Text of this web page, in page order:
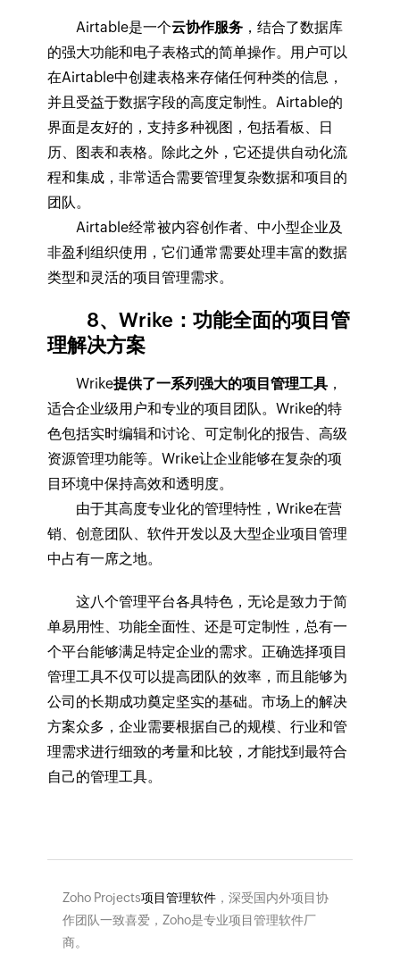
Airtable是一个云协作服务，结合了数据库
的强大功能和电子表格式的简单操作。用户可以
在Airtable中创建表格来存储任何种类的信息，
并且受益于数据字段的高度定制性。Airtable的
界面是友好的，支持多种视图，包括看板、日
历、图表和表格。除此之外，它还提供自动化流
程和集成，非常适合需要管理复杂数据和项目的
团队。
Airtable经常被内容创作者、中小型企业及
非盈利组织使用，它们通常需要处理丰富的数据
类型和灵活的项目管理需求。
8、Wrike：功能全面的项目管
理解决方案
Wrike提供了一系列强大的项目管理工具，
适合企业级用户和专业的项目团队。Wrike的特
色包括实时编辑和讨论、可定制化的报告、高级
资源管理功能等。Wrike让企业能够在复杂的项
目环境中保持高效和透明度。
由于其高度专业化的管理特性，Wrike在营
销、创意团队、软件开发以及大型企业项目管理
中占有一席之地。
​这八个管理平台各具特色，无论是致力于简
单易用性、功能全面性、还是可定制性，总有一
个平台能够满足特定企业的需求。正确选择项目
管理工具不仅可以提高团队的效率，而且能够为
公司的长期成功奠定坚实的基础。市场上的解决
方案众多，企业需要根据自己的规模、行业和管
理需求进行细致的考量和比较，才能找到最符合
自己的管理工具。
Zoho Projects项目管理软件，深受国内外项目协
作团队一致喜爱，Zoho是专业项目管理软件厂
商。